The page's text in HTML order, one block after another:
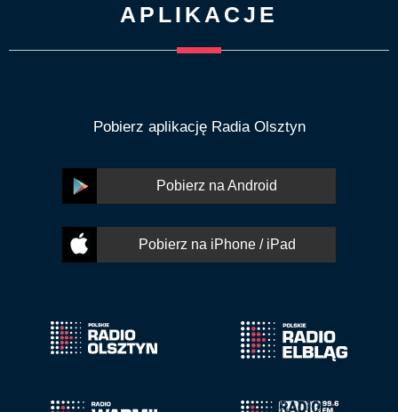
APLIKACJE
Pobierz aplikację Radia Olsztyn
Pobierz na Android
Pobierz na iPhone / iPad